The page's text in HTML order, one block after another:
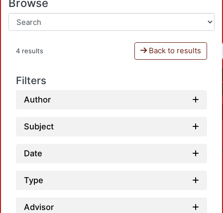
Browse
4 results Back to results
Filters
Author
Subject
Date
Type
Advisor